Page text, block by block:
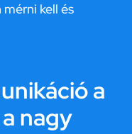
kell és
a
nagy